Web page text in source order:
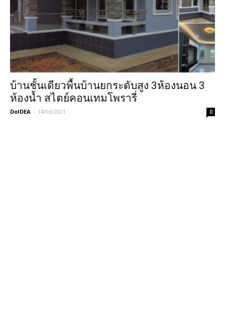
บ้านชั้นเดียวพื้นบ้านยกระดับสูง 3ห้องนอน 3
ห้องน้ำ สไตย์คอนเทมโพรารี่
DoIDEA - 14/06/2021 0